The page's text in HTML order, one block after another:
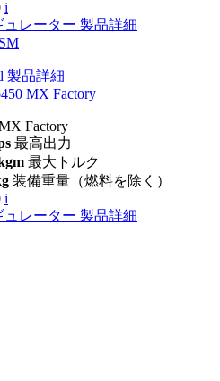
i
ュレーター 製品詳細
製品詳細
MX Factory
Factory
最高出力
最大トルク
装備重量（燃料を除く）
i
ュレーター 製品詳細